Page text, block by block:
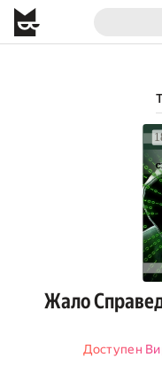
Жало
Доступен